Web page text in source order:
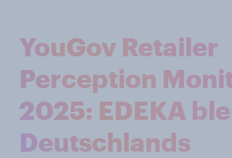
YouGov Retailer
Perception
2025: EDEKA
Deutschlands